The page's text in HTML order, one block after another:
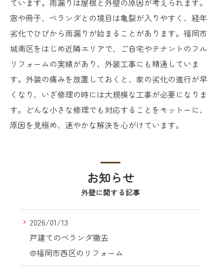
窓や冊子、ベランダとの境目は亀裂が入りやすく、経年
劣化でひびから雨漏りが始まることがあります。福岡市
城南区をはじめ近隣エリアで、ご自宅やテナントのフル
リフォームの実績があり、外装工事にも精通していま
す。外装の痛みを放置しておくと、家の劣化の進行が早
くなり、いざ修理の時には大規模な工事が必要になりま
す。どんな小さな修理でも対応することをモットーに、
原因を見極め、速やかな解決を心がけています。
お知らせ
外壁に関する記事
2026/01/13
戸建てのベランダ撤去
@福岡市西区のリフォーム